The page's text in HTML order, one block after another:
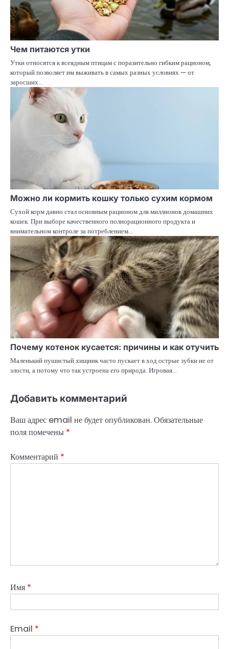
Чем питаются утки
Утки относятся к всеядным птицам с поразительно гибким рационом,
который позволяет им выживать в самых разных условиях — от
заросших…
Можно ли кормить кошку только сухим кормом
Сухой корм давно стал основным рационом для миллионов домашних
кошек. При выборе качественного полнорационного продукта и
внимательном контроле за потреблением…
Почему котенок кусается: причины и как отучить
Маленький пушистый хищник часто пускает в ход острые зубки не от
злости, а потому что так устроена его природа. Игровая…
Добавить комментарий
Ваш адрес email не будет опубликован.Обязательные
поля помечены *
Комментарий *
Имя *
Email *